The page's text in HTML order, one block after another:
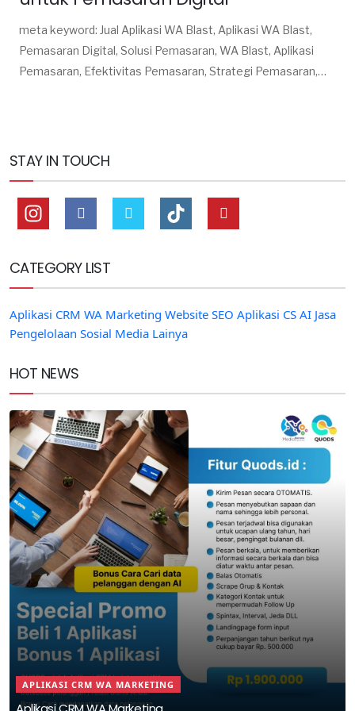
meta keyword: Jual Aplikasi WA Blast, Aplikasi WA Blast,
Pemasaran Digital, Solusi Pemasaran, WA Blast, Aplikasi
Pemasaran, Efektivitas Pemasaran, Strategi Pemasaran,
Meningkatkan Penjualan, Solusi Komunikasi, Pemasaran
STAY IN TOUCH
CATEGORY LIST
Aplikasi CRM WA Marketing Website SEO Aplikasi CS AI Jasa
Pengelolaan Sosial Media Lainya
HOT NEWS
APLIKASI CRM WA MARKETING